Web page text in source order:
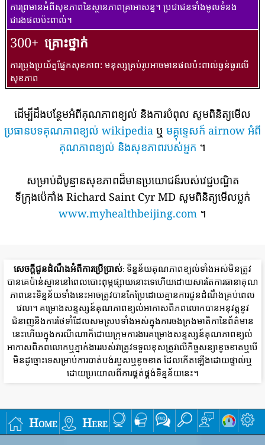
ការព្រមានអំពីសុខភាពនៃស្ថានភាពគ្រាអាសន្ន។ ប្រជាជនទាំងមូលទំនង
ជារងផលប៉ះពាល់។
300+ គ្រោះថ្នាក់
ការប្រុងប្រយ័ត្នផ្នែកសុខភាព: មនុស្សគ្រប់រូបអាចមានផលប៉ះពាល់ធ្ងន់ធ្ងរលើ
សុខភាព
ដើម្បីដឹងបន្ថែមអំពីគុណភាពខ្យល់ និងការបំពុល សូមពិនិត្យមើល
ប្រធានបទគុណភាពខ្យល់ wikipedia ឬ មគ្គុទ្ទេសក៍ airnow អំពី
គុណភាពខ្យល់ និងសុខភាពរបស់អ្នក ។
សម្រាប់ដំបូន្មានសុខភាពដ៏មានប្រយោជន៍របស់វេជ្ជបណ្ឌិត
ទីក្រុងប៉េកាំង Richard Saint Cyr MD សូមពិនិត្យមើលប្លក់
www.myhealthbeijing.com ។
សេចក្តីជូនដំណឹងអំពីការប្រើប្រាស់: ទិន្នន័យគុណភាពខ្យល់ទាំងអស់មិនត្រូវ
បានគេប៉ាន់ស្មាននៅពេលបោះពុម្ភផ្សាយនោះទេហើយដោយសារតែការធានាគុណ
ភាពនេះទិន្នន័យទាំងនេះអាចត្រូវបានកែប្រែដោយគ្មានការជូនដំណឹងគ្រប់ពេល
វេលា។ គម្រោងសន្ទស្សន៍គុណភាពខ្យល់អាកាសពិភពលោកបានអនុវត្តនូវ
ជំនាញនិងការថែទាំដែលសមស្របទាំងអស់ក្នុងការចងក្រងមាតិកានៃព័ត៌មាន
នេះហើយក្នុងករណីណាក៏ដោយក្រុមការងារគម្រោងសន្ទស្សន៍គុណភាពខ្យល់
អាកាសពិភពលោកឬភ្នាក់ងាររបស់វាត្រូវទទួលខុសត្រូវលើកិច្ចសន្យាខូចខាតឬបើ
មិនដូច្នោះទេសម្រាប់ការបាត់បង់របួសឬខូចខាត ដែលកើតឡើងដោយផ្ទាល់ឬ
ដោយប្រយោលពីការផ្គត់ផ្គង់ទិន្នន័យនេះ។
Home Here